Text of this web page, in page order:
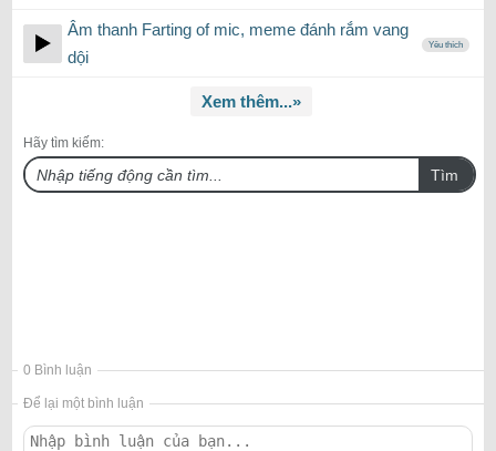
Âm thanh Farting of mic, meme đánh rắm vang
dội
Yêu thích
Xem thêm...»
Hãy tìm kiếm:
Tìm
0 Bình luận
Để lại một bình luận